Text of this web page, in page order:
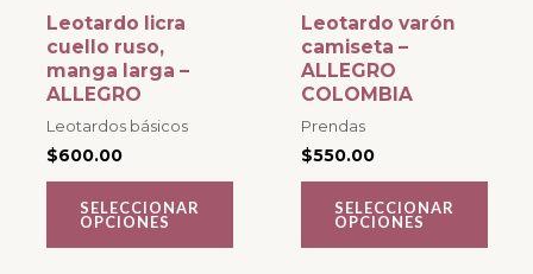
Leotardo licra
cuello ruso,
manga larga –
ALLEGRO
Leotardos básicos
$600.00
SELECCIONAR
OPCIONES
múltiples
variantes.
Las
se
pueden
elegir
en
Leotardo varón
camiseta –
ALLEGRO
COLOMBIA
Prendas
$550.00
SELECCIONAR
OPCIONES
múltiples
variantes.
Las
se
pueden
elegir
en